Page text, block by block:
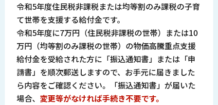
令和5年度住民税非課税または均等割のみ課税の子育
て世帯を支援する給付金です。
令和5年度に7万円（住民税非課税の世帯）または10
万円（均等割のみ課税の世帯）の物価高騰重点支援
給付金を受給された方に「振込通知書」または「申
請書」を順次郵送しますので、お手元に届きました
ら内容をご確認ください。「振込通知書」が届いた
場合、 変更等がなければ手続き不要です。